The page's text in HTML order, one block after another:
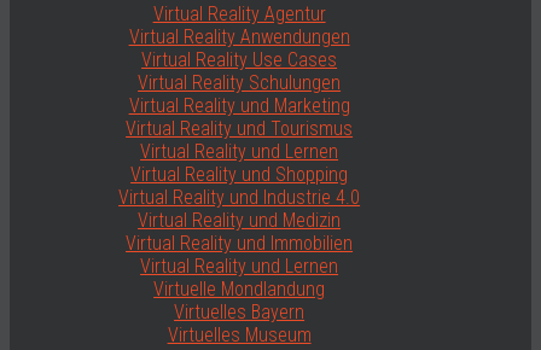
Virtual Reality Agentur
Virtual Reality Anwendungen
Virtual Reality Use Cases
Virtual Reality Schulungen
Virtual Reality und Marketing
Virtual Reality und Tourismus
Virtual Reality und Lernen
Virtual Reality und Shopping
Virtual Reality und Industrie 4.0
Virtual Reality und Medizin
Virtual Reality und Immobilien
Virtual Reality und Lernen
Virtuelle Mondlandung
Virtuelles Bayern
Virtuelles Museum